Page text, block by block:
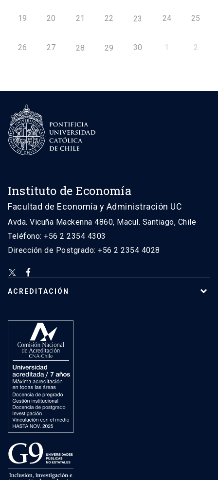
19 20 21 22 23 24 25
26 27 28 29 30 1 2
Instituto de Economía
Facultad de Economía y Administración UC
Avda. Vicuña Mackenna 4860, Macul. Santiago, Chile
Teléfono: +56 2 2354 4303
Dirección de Postgrado: +56 2 2354 4028
ACREDITACIÓN